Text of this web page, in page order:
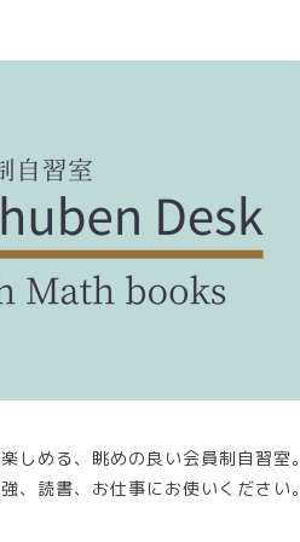
しめる、眺めの良い会員制自習室。
、読書、お仕事にお使いください。